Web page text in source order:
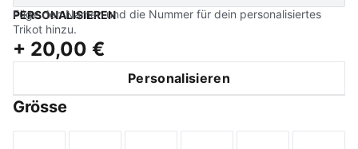
PERSONALISIEREN
Füge den Namen und die Nummer für dein personalisiertes
Trikot hinzu.
+ 20,00 €
Personalisieren
Grösse